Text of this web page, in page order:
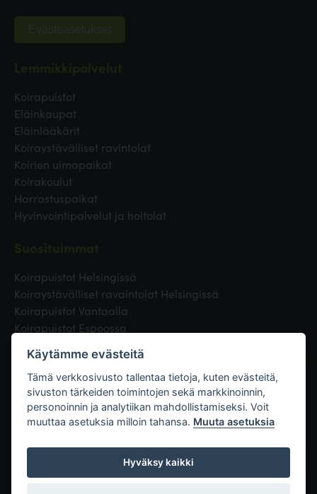
Evästeasetukset
Koirapuistot
Eläinkaupat
Eläinlääkärit
Koiraystävälliset ravintolat
Koirien uimapaikat
Koirakoulut
Harrastuspaikat
Hyvinvointipalvelut ja hoitolat
Koirapuistot Helsingissä
Koiraystävälliset ravaintolat Helsingissä
Koirapuistot Vantaalla
Koirapuistot Espoossa
Eläinlääkäri Helsingissä
Koirapuistot Tampereella
Linkit
Käytämme evästeitä
Tämä verkkosivusto tallentaa tietoja, kuten evästeitä,
sivuston tärkeiden toimintojen sekä markkinoinnin,
personoinnin ja analytiikan mahdollistamiseksi. Voit
muuttaa asetuksia milloin tahansa. Muuta asetuksia
Hyväksy kaikki